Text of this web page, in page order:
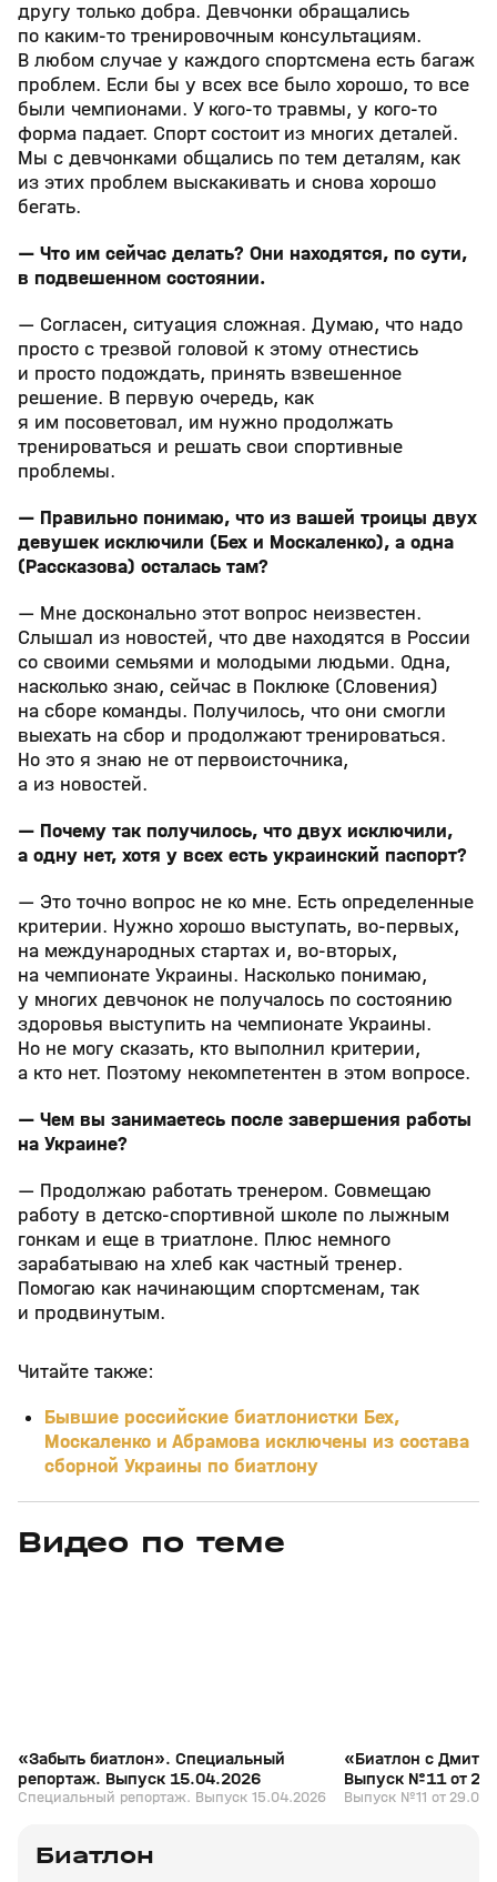
другу только добра. Девчонки обращались
по каким-то тренировочным консультациям.
В любом случае у каждого спортсмена есть багаж
проблем. Если бы у всех все было хорошо, то все
были чемпионами. У кого-то травмы, у кого-то
форма падает. Спорт состоит из многих деталей.
Мы с девчонками общались по тем деталям, как
из этих проблем выскакивать и снова хорошо
бегать.
— Что им сейчас делать? Они находятся, по сути,
в подвешенном состоянии.
— Согласен, ситуация сложная. Думаю, что надо
просто с трезвой головой к этому отнестись
и просто подождать, принять взвешенное
решение. В первую очередь, как
я им посоветовал, им нужно продолжать
тренироваться и решать свои спортивные
проблемы.
— Правильно понимаю, что из вашей троицы двух
девушек исключили (Бех и Москаленко), а одна
(Рассказова) осталась там?
— Мне досконально этот вопрос неизвестен.
Слышал из новостей, что две находятся в России
со своими семьями и молодыми людьми. Одна,
насколько знаю, сейчас в Поклюке (Словения)
на сборе команды. Получилось, что они смогли
выехать на сбор и продолжают тренироваться.
Но это я знаю не от первоисточника,
а из новостей.
— Почему так получилось, что двух исключили,
а одну нет, хотя у всех есть украинский паспорт?
— Это точно вопрос не ко мне. Есть определенные
критерии. Нужно хорошо выступать, во-первых,
на международных стартах и, во-вторых,
на чемпионате Украины. Насколько понимаю,
у многих девчонок не получалось по состоянию
здоровья выступить на чемпионате Украины.
Но не могу сказать, кто выполнил критерии,
а кто нет. Поэтому некомпетентен в этом вопросе.
— Чем вы занимаетесь после завершения работы
на Украине?
— Продолжаю работать тренером. Совмещаю
работу в детско-спортивной школе по лыжным
гонкам и еще в триатлоне. Плюс немного
зарабатываю на хлеб как частный тренер.
Помогаю как начинающим спортсменам, так
и продвинутым.
Читайте также:
Бывшие российские биатлонистки Бех,
Москаленко и Абрамова исключены из состава
сборной Украины по биатлону
Видео по теме
15 апр, 13:09
«Забыть биатлон». Специальный
репортаж. Выпуск 15.04.2026
Специальный репортаж. Выпуск 15.04.2026
«Биатлон с
Выпуск №11 от
Выпуск №11 от
Биатлон